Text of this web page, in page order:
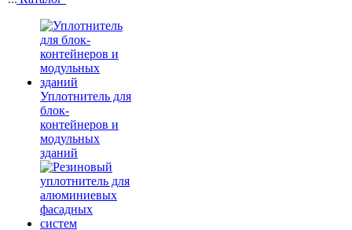
Уплотнитель для
блок-
контейнеров и
модульных
зданий